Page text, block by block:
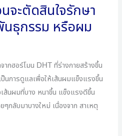
จะตัดสินใจรักษา
นธุกรรม หรือผม
กฮอร์โมน DHT ที่ร่างกายสร้างขึ้น
นการดูแลเพื่อให้เส้นผมแข็งแรงขึ้น
ส้นผมที่บาง หนาขึ้น แข็งแรงดีขึ้น
กลับมาบางใหม่ เนื่องจาก สาเหตุ